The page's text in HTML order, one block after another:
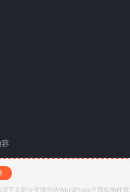
下大部分资源包括WordPress主题和插件